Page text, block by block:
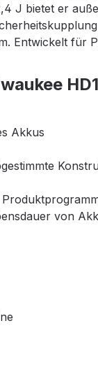
J bietet er
Entwickelt für
Akkus
von